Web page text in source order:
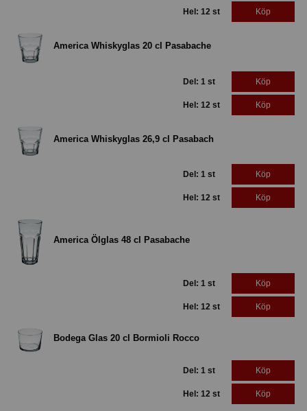
Hel: 12 st Köp
America Whiskyglas 20 cl Pasabache
Del: 1 st Köp
Hel: 12 st Köp
America Whiskyglas 26,9 cl Pasabach
Del: 1 st Köp
Hel: 12 st Köp
America Ölglas 48 cl Pasabache
Del: 1 st Köp
Hel: 12 st Köp
Bodega Glas 20 cl Bormioli Rocco
Del: 1 st Köp
Hel: 12 st Köp